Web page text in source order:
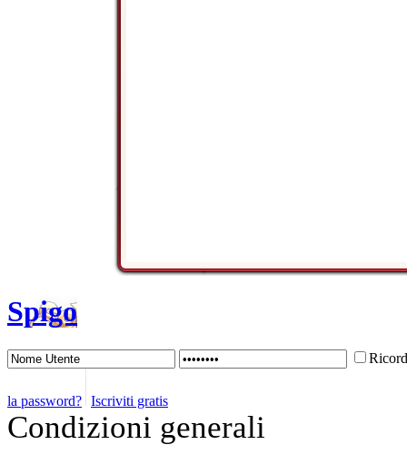
Spigo
la password? Iscriviti gratis
Condizioni generali